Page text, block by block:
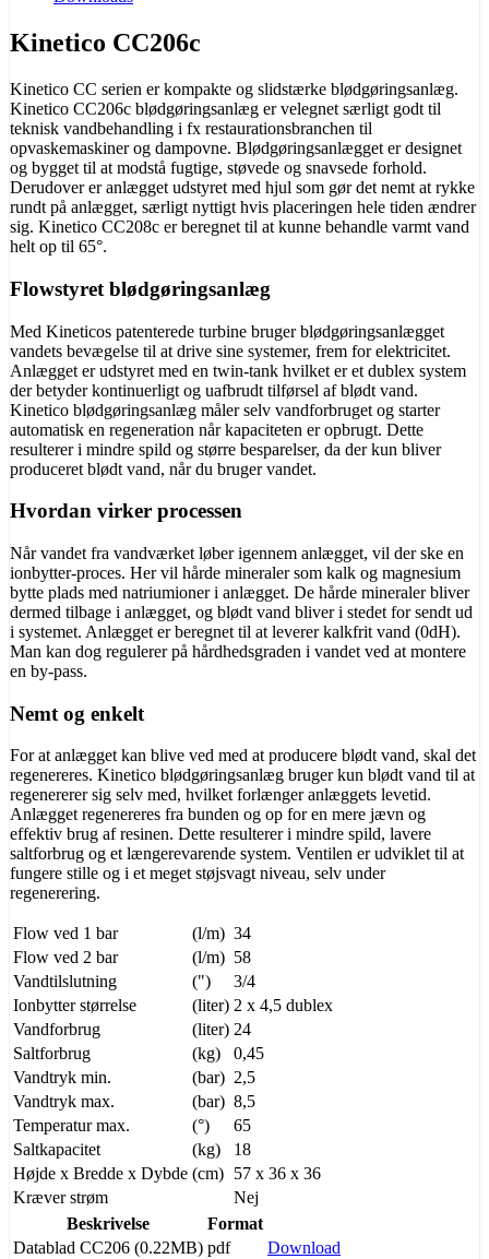
Kinetico CC206c
Kinetico CC serien er kompakte og slidstærke blødgøringsanlæg.
Kinetico CC206c blødgøringsanlæg er velegnet særligt godt til
teknisk vandbehandling i fx restaurationsbranchen til
opvaskemaskiner og dampovne. Blødgøringsanlægget er designet
og bygget til at modstå fugtige, støvede og snavsede forhold.
Derudover er anlægget udstyret med hjul som gør det nemt at rykke
rundt på anlægget, særligt nyttigt hvis placeringen hele tiden ændrer
sig. Kinetico CC208c er beregnet til at kunne behandle varmt vand
helt op til 65°.
Flowstyret blødgøringsanlæg
Med Kineticos patenterede turbine bruger blødgøringsanlægget
vandets bevægelse til at drive sine systemer, frem for elektricitet.
Anlægget er udstyret med en twin-tank hvilket er et dublex system
der betyder kontinuerligt og uafbrudt tilførsel af blødt vand.
Kinetico blødgøringsanlæg måler selv vandforbruget og starter
automatisk en regeneration når kapaciteten er opbrugt. Dette
resulterer i mindre spild og større besparelser, da der kun bliver
produceret blødt vand, når du bruger vandet.
Hvordan virker processen
Når vandet fra vandværket løber igennem anlægget, vil der ske en
ionbytter-proces. Her vil hårde mineraler som kalk og magnesium
bytte plads med natriumioner i anlægget. De hårde mineraler bliver
dermed tilbage i anlægget, og blødt vand bliver i stedet for sendt ud
i systemet. Anlægget er beregnet til at leverer kalkfrit vand (0dH).
Man kan dog regulerer på hårdhedsgraden i vandet ved at montere
en by-pass.
Nemt og enkelt
For at anlægget kan blive ved med at producere blødt vand, skal det
regenereres. Kinetico blødgøringsanlæg bruger kun blødt vand til at
regenererer sig selv med, hvilket forlænger anlæggets levetid.
Anlægget regenereres fra bunden og op for en mere jævn og
effektiv brug af resinen. Dette resulterer i mindre spild, lavere
saltforbrug og et længerevarende system. Ventilen er udviklet til at
fungere stille og i et meget støjsvagt niveau, selv under
regenerering.
Flow ved 1 bar (l/m) 34
Flow ved 2 bar
(l/m) 58
Vandtilslutning
(")
3/4
Ionbytter størrelse
(liter) 2 x 4,5 dublex
Vandforbrug
(liter) 24
Saltforbrug
(kg)
0,45
Vandtryk min.
(bar) 2,5
Vandtryk max.
(bar) 8,5
Temperatur max.
(°)
65
Saltkapacitet
(kg)
18
Højde x Bredde x Dybde (cm) 57 x 36 x 36
Kræver strøm
Nej
Beskrivelse
Format
Datablad CC206 (0.22MB) pdf Download